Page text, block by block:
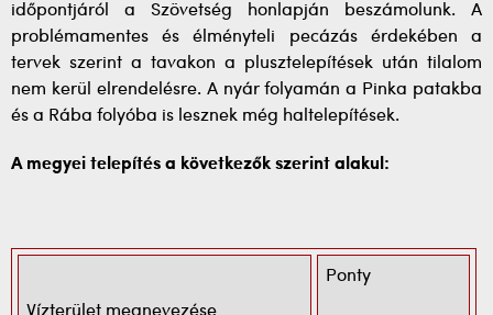
időpontjáról a Szövetség honlapján beszámolunk. A
problémamentes és élményteli pecázás érdekében a
tervek szerint a tavakon a plusztelepítések után tilalom
nem kerül elrendelésre. A nyár folyamán a Pinka patakba
és a Rába folyóba is lesznek még haltelepítések.
A megyei telepítés a következők szerint alakul:
Ponty